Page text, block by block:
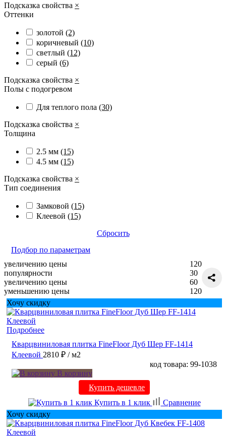
Подсказка свойства ×
Оттенки
золотой (2)
коричневый (10)
светлый (12)
серый (6)
Подсказка свойства ×
Полы с подогревом
Для теплого пола (30)
Подсказка свойства ×
Толщина
2.5 мм (15)
4.5 мм (15)
Подсказка свойства ×
Тип соединения
Замковой (15)
Клеевой (15)
Сбросить
Подбор по параметрам
увеличению цены
популярности
увеличению цены
уменьшению цены
120
30
60
120
Хочу скидку
Подробнее
Кварцвиниловая плитка FineFloor Дуб Шер FF-1414
Клеевой 2810 ₽ / м2
код товара: 99-1038
В корзину
Купить дешевле
Купить в 1 клик
Сравнение
Хочу скидку